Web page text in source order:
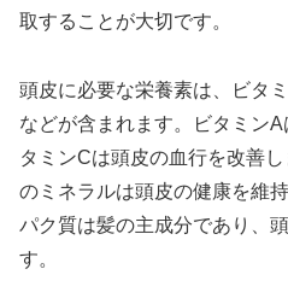
取することが大切です。
頭皮に必要な栄養素は、ビタ
などが含まれます。ビタミン
タミンCは頭皮の血行を改善
のミネラルは頭皮の健康を維
パク質は髪の主成分であり、
す。